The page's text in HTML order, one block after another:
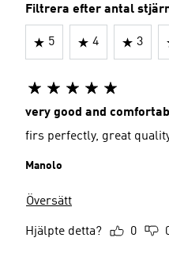
Filtrera efter antal
5 4 3
very good and
firs perfectly, great
Manolo
Översätt
Hjälpte detta? 0